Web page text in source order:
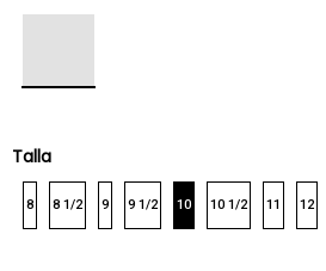
Talla
8 8 1/2 9 9 1/2 10 10 1/2 11 12